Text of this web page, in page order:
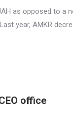
as opposed to a
year, AMKR
office